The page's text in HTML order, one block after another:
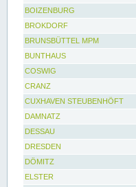
BOIZENBURG
BROKDORF
BRUNSBÜTTEL MPM
BUNTHAUS
COSWIG
CRANZ
CUXHAVEN STEUBENHÖFT
DAMNATZ
DESSAU
DRESDEN
DÖMITZ
ELSTER